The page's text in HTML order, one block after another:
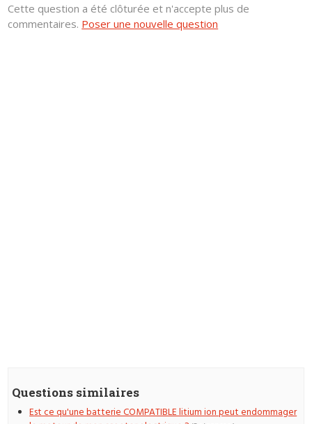
Cette question a été clôturée et n'accepte plus de
commentaires. Poser une nouvelle question
Questions similaires
Est ce qu'une batterie COMPATIBLE litium ion peut endommager